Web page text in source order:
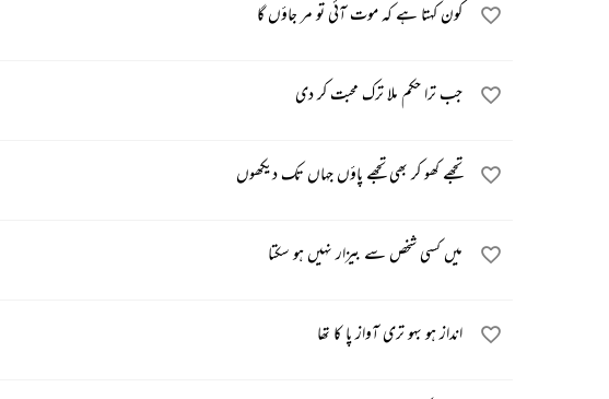
کون کہتا ہے کہ موت آئی تو مر جاؤں گا
جب ترا حکم ملا ترک محبت کر دی
تجھے کھو کر بھی تجھے پاؤں جہاں تک دیکھوں
میں کسی شخص سے بیزار نہیں ہو سکتا
انداز ہو بہو تری آواز پا کا تھا